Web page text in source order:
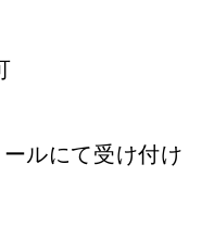
ルにて受け付け